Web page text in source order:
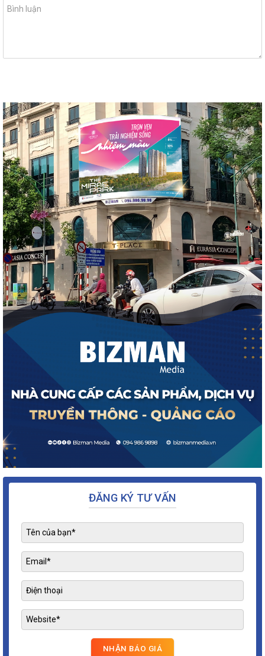
ĐĂNG KÝ TƯ VẤN